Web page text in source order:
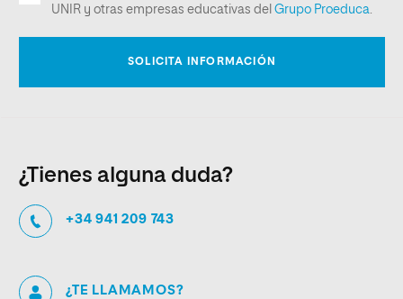
¿Tienes alguna duda?
+34 941 209 743
¿TE LLAMAMOS?